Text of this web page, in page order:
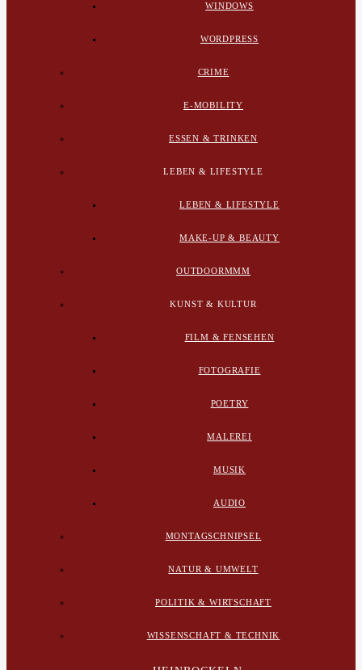
WINDOWS
WORDPRESS
CRIME
E-MOBILITY
ESSEN & TRINKEN
LEBEN & LIFESTYLE
LEBEN & LIFESTYLE
MAKE-UP & BEAUTY
OUTDOORMMM
KUNST & KULTUR
FILM & FENSEHEN
FOTOGRAFIE
POETRY
MALEREI
MUSIK
AUDIO
MONTAGSCHNIPSEL
NATUR & UMWELT
POLITIK & WIRTSCHAFT
WISSENSCHAFT & TECHNIK